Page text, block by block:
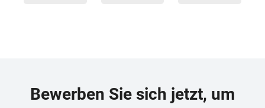
Bewerben Sie sich jetzt, um